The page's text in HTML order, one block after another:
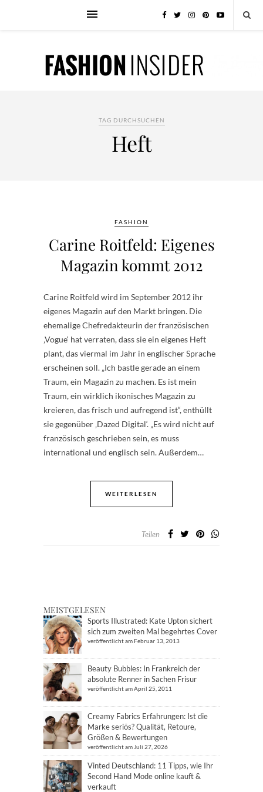
TAG DURCHSUCHEN
Heft
FASHION
Carine Roitfeld: Eigenes
Magazin kommt 2012
Carine Roitfeld wird im September 2012 ihr
eigenes Magazin auf den Markt bringen. Die
ehemalige Chefredakteurin der französischen
‚Vogue‘ hat verraten, dass sie ein eigenes Heft
plant, das viermal im Jahr in englischer Sprache
erscheinen soll. „Ich bastle gerade an einem
Traum, ein Magazin zu machen. Es ist mein
Traum, ein wirklich ikonisches Magazin zu
kreieren, das frisch und aufregend ist“, enthüllt
sie gegenüber ‚Dazed Digital‘. „Es wird nicht auf
französisch geschrieben sein, es muss
international und englisch sein. Außerdem…
WEITERLESEN
Teilen
MEISTGELESEN
Sports Illustrated: Kate Upton sichert
sich zum zweiten Mal begehrtes Cover
veröffentlicht am Februar 13, 2013
Beauty Bubbles: In Frankreich der
absolute Renner in Sachen Frisur
veröffentlicht am April 25, 2011
Creamy Fabrics Erfahrungen: Ist die
Marke seriös? Qualität, Retoure,
Größen & Bewertungen
veröffentlicht am Juli 27, 2026
Vinted Deutschland: 11 Tipps, wie Ihr
Second Hand Mode online kauft &
verkauft